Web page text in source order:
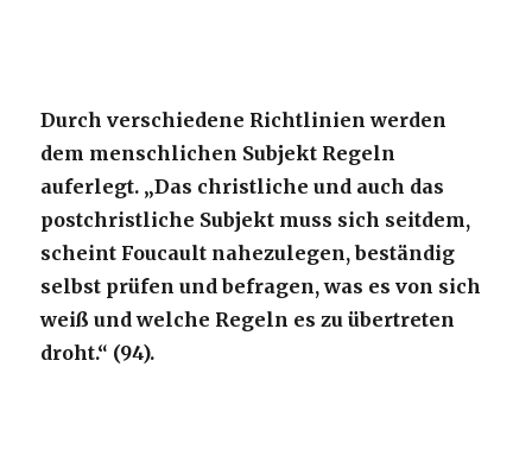
Durch verschiedene Richtlinien werden
dem menschlichen Subjekt Regeln
auferlegt. „Das christliche und auch das
postchristliche Subjekt muss sich seitdem,
scheint Foucault nahezulegen, beständig
selbst prüfen und befragen, was es von sich
weiß und welche Regeln es zu übertreten
droht.“ (94).